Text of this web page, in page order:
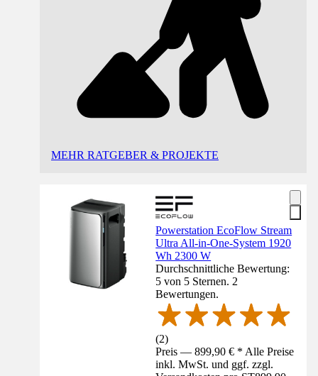
MEHR RATGEBER & PROJEKTE
Powerstation EcoFlow Stream
Ultra All-in-One-System 1920
Wh 2300 W
Durchschnittliche Bewertung:
5 von 5 Sternen. 2
Bewertungen.
(2)
Preis — 899,90 € * Alle Preise
inkl. MwSt. und ggf. zzgl.